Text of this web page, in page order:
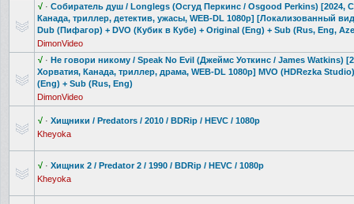
√ · Собиратель душ / Longlegs (Осгуд Перкинс / Osgood Perkins) [2024,
Канада, триллер, детектив, ужасы, WEB-DL 1080p] [Локализованный
Dub (Пифагор) + DVO (Кубик в Кубе) + Original (Eng) + Sub (Rus, Eng,
DimonVideo
√ · Не говори никому / Speak No Evil (Джеймс Уоткинс / James Watkins)
Хорватия, Канада, триллер, драма, WEB-DL 1080p] MVO (HDRezka
(Eng) + Sub (Rus, Eng)
DimonVideo
√ · Хищники / Predators / 2010 / BDRip / HEVC / 1080p
Kheyoka
√ · Хищник 2 / Predator 2 / 1990 / BDRip / HEVC / 1080p
Kheyoka